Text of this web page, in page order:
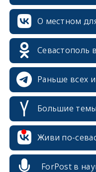
О местном
Севастополь
Раньше всех
Большие
Живи по-
ForPost в